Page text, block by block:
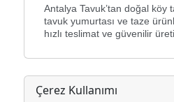
Antalya Tavuk’tan doğal köy
tavuk yumurtası ve taze
hızlı teslimat ve güvenilir
Çerez Kullanımı